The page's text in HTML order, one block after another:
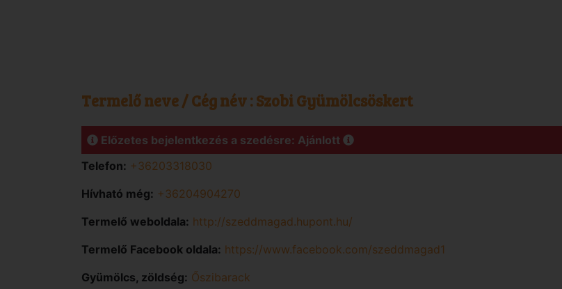
Termelő neve / Cég név : Szobi Gyümölcsöskert
Előzetes bejelentkezés a szedésre: Ajánlott
Telefon: +36203318030
Hívható még: +36204904270
Termelő weboldala: http://szeddmagad.hupont.hu/
Termelő Facebook oldala: https://www.facebook.com/szeddmagad1
Gyümölcs, zöldség: Őszibarack